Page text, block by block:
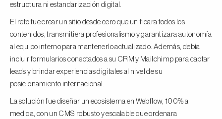
estructura ni estandarización digital.
El reto fue crear un sitio desde cero que unificara todos los
contenidos, transmitiera profesionalismo y garantizara autonomía
al equipo interno para mantenerlo actualizado. Además, debía
incluir formularios conectados a su CRM y Mailchimp para captar
leads y brindar experiencias digitales al nivel de su
posicionamiento internacional.
La solución fue diseñar un ecosistema en Webflow, 100% a
medida, con un CMS robusto y escalable que ordenara